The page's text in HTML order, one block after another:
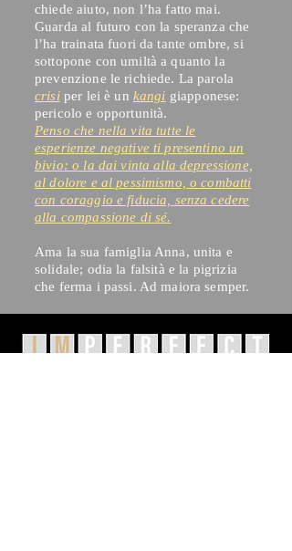
chiede aiuto, non l’ha fatto mai.
Guarda al futuro con la speranza che
l’ha trainata fuori da tante ombre, si
sottopone con umiltà a quanto la
prevenzione le richiede. La parola
crisiper lei è un kangi giapponese:
pericolo e opportunità.
Penso che nella vita tutte le
esperienze negative ti presentino un
bivio: o la dai vinta alla depressione,
al dolore e al pessimismo, o combatti
con coraggio e fiducia, senza cedere
alla compassione di sé.
Ama la sua famiglia Anna, unita e
solidale; odia la falsità e la pigrizia
che ferma i passi. Ad maiora semper.